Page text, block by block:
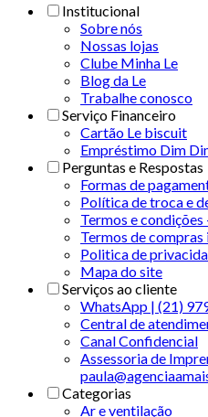
Institucional
Sobre nós
Nossas lojas
Clube Minha Le
Blog da Le
Trabalhe conosco
Serviço Financeiro
Cartão Le biscuit
Empréstimo Dim
Perguntas e Respostas
Formas de
Política de troca e
Termos e
Termos de
Politica de
Mapa do site
Serviços ao cliente
WhatsApp | (21)
Central de
Canal Confidencial
Assessoria de
Categorias
Ar e ventilação